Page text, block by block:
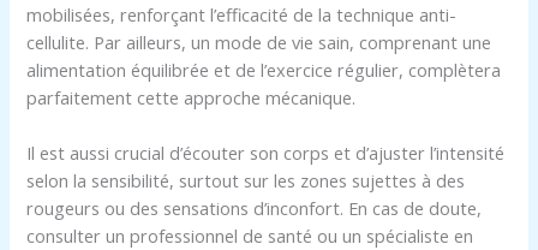
mobilisées, renforçant l’efficacité de la technique anti-
cellulite. Par ailleurs, un mode de vie sain, comprenant une
alimentation équilibrée et de l’exercice régulier, complètera
parfaitement cette approche mécanique.
Il est aussi crucial d’écouter son corps et d’ajuster l’intensité
selon la sensibilité, surtout sur les zones sujettes à des
rougeurs ou des sensations d’inconfort. En cas de doute,
consulter un professionnel de santé ou un spécialiste en